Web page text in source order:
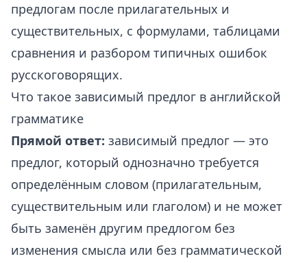
предлогам после прилагательных и
существительных, с формулами, таблицами
сравнения и разбором типичных ошибок
русскоговорящих.
Что такое зависимый предлог в английской
грамматике
Прямой ответ: зависимый предлог — это
предлог, который однозначно требуется
определённым словом (прилагательным,
существительным или глаголом) и не может
быть заменён другим предлогом без
изменения смысла или без грамматической